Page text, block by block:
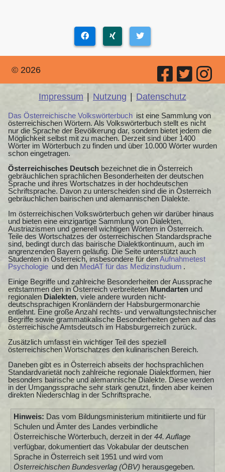
© 2026
Impressum Nutzung Datenschutz
Das Österreichische Volkswörterbuch ist eine Sammlung von
österreichischen Wörtern. Als Volkswörterbuch stellt es nicht
nur die Sprache der Bevölkerung dar, sondern bietet jedem die
Möglichkeit selbst mit zu machen. Derzeit sind über 1400
Wörter im Wörterbuch zu finden und über 10.000 Wörter wurden
schon eingetragen.
Österreichisches Deutsch bezeichnet die in Österreich
gebräuchlichen sprachlichen Besonderheiten der deutschen
Sprache und ihres Wortschatzes in der hochdeutschen
Schriftsprache. Davon zu unterscheiden sind die in Österreich
gebräuchlichen bairischen und alemannischen Dialekte.
Im österreichischen Volkswörterbuch gehen wir darüber hinaus
und bieten eine einzigartige Sammlung von Dialekten,
Austriazismen und generell wichtigen Wörtern in Österreich.
Teile des Wortschatzes der österreichischen Standardsprache
sind, bedingt durch das bairische Dialektkontinuum, auch im
angrenzenden Bayern geläufig. Die Seite unterstützt auch
Studenten in Österreich, insbesondere für denAufnahmetest
Psychologie und den MedAT für das Medizinstudium .
Einige Begriffe und zahlreiche Besonderheiten der Aussprache
entstammen den in Österreich verbreiteten Mundarten und
regionalen Dialekten, viele andere wurden nicht-
deutschsprachigen Kronländern der Habsburgermonarchie
entlehnt. Eine große Anzahl rechts- und verwaltungstechnischer
Begriffe sowie grammatikalische Besonderheiten gehen auf das
österreichische Amtsdeutsch im Habsburgerreich zurück.
Zusätzlich umfasst ein wichtiger Teil des speziell
österreichischen Wortschatzes den kulinarischen Bereich.
Daneben gibt es in Österreich abseits der hochsprachlichen
Standardvarietät noch zahlreiche regionale Dialektformen, hier
besonders bairische und alemannische Dialekte. Diese werden
in der Umgangssprache sehr stark genutzt, finden aber keinen
direkten Niederschlag in der Schriftsprache.
Hinweis: Das vom Bildungsministerium mitinitiierte und für
Schulen und Ämter des Landes verbindliche
Österreichische Wörterbuch, derzeit in der 44. Auflage
verfügbar, dokumentiert das Vokabular der deutschen
Sprache in Österreich seit 1951 und wird vom
Österreichischen Bundesverlag (ÖBV) herausgegeben.